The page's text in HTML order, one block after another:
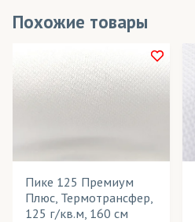
Похожие товары
Пике 125 Премиум
Плюс, Термотрансфер,
125 г/кв.м, 160 см